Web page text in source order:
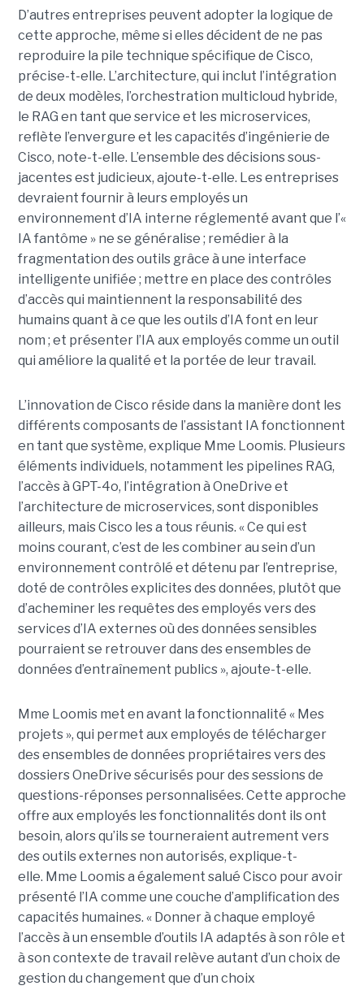
D’autres entreprises peuvent adopter la logique de
cette approche, même si elles décident de ne pas
reproduire la pile technique spécifique de Cisco,
précise-t-elle. L’architecture, qui inclut l’intégration
de deux modèles, l’orchestration multicloud hybride,
le RAG en tant que service et les microservices,
reflète l’envergure et les capacités d’ingénierie de
Cisco, note-t-elle. L’ensemble des décisions sous-
jacentes est judicieux, ajoute-t-elle. Les entreprises
devraient fournir à leurs employés un
environnement d’IA interne réglementé avant que l’«
IA fantôme » ne se généralise ; remédier à la
fragmentation des outils grâce à une interface
intelligente unifiée ; mettre en place des contrôles
d’accès qui maintiennent la responsabilité des
humains quant à ce que les outils d’IA font en leur
nom ; et présenter l’IA aux employés comme un outil
qui améliore la qualité et la portée de leur travail.
L’innovation de Cisco réside dans la manière dont les
différents composants de l’assistant IA fonctionnent
en tant que système, explique Mme Loomis. Plusieurs
éléments individuels, notamment les pipelines RAG,
l’accès à GPT-4o, l’intégration à OneDrive et
l’architecture de microservices, sont disponibles
ailleurs, mais Cisco les a tous réunis. « Ce qui est
moins courant, c’est de les combiner au sein d’un
environnement contrôlé et détenu par l’entreprise,
doté de contrôles explicites des données, plutôt que
d’acheminer les requêtes des employés vers des
services d’IA externes où des données sensibles
pourraient se retrouver dans des ensembles de
données d’entraînement publics », ajoute-t-elle.
Mme Loomis met en avant la fonctionnalité « Mes
projets », qui permet aux employés de télécharger
des ensembles de données propriétaires vers des
dossiers OneDrive sécurisés pour des sessions de
questions-réponses personnalisées. Cette approche
offre aux employés les fonctionnalités dont ils ont
besoin, alors qu’ils se tourneraient autrement vers
des outils externes non autorisés, explique-t-
elle. Mme Loomis a également salué Cisco pour avoir
présenté l’IA comme une couche d’amplification des
capacités humaines. « Donner à chaque employé
l’accès à un ensemble d’outils IA adaptés à son rôle et
à son contexte de travail relève autant d’un choix de
gestion du changement que d’un choix